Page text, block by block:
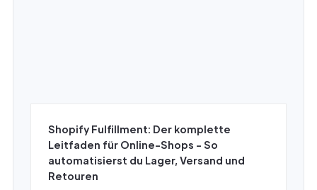
Shopify Fulfillment: Der komplette
Leitfaden für Online-Shops - So
automatisierst du Lager, Versand und
Retouren